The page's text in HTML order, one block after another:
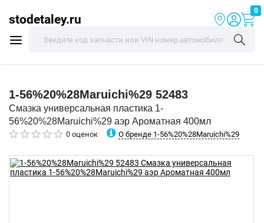
stodetaley.ru
0
1-56%20%28Maruichi%29 52483
Смазка универсальная пластика 1-
56%20%28Maruichi%29 аэр Ароматная 400мл
0 оценок О бренде 1-56%20%28Maruichi%29